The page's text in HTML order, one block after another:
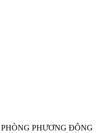
PHƯƠNG ĐÔNG